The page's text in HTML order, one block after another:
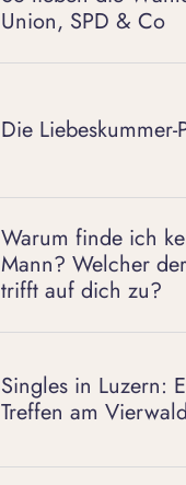
Union, SPD & Co
Die Liebeskummer-
Warum finde ich
Mann? Welcher
trifft auf dich zu?
Singles in Luzern:
Treffen am